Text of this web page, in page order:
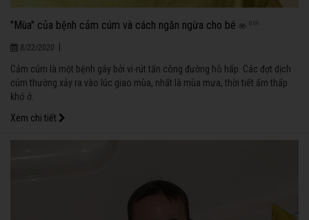
"Mùa" của bệnh cảm cúm và cách ngăn ngừa cho bé 869
8/22/2020
Cảm cúm là một bệnh gây bởi vi-rút tấn công đường hô hấp. Các đợt dịch
cúm thường xảy ra vào lúc giao mùa, nhất là mùa mưa, thời tiết ẩm thấp
khó ở.
Xem chi tiết